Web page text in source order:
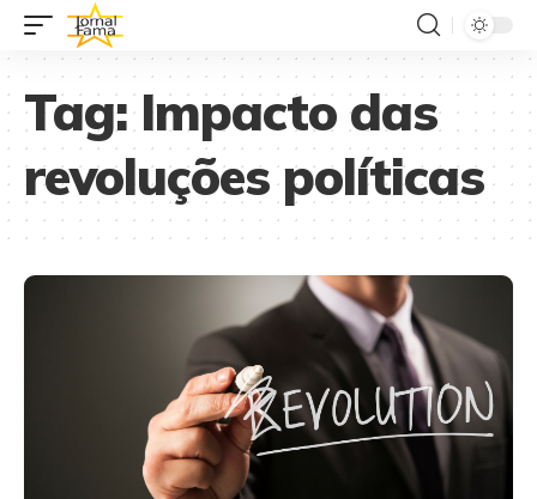
Tag:Impacto das
revoluções políticas